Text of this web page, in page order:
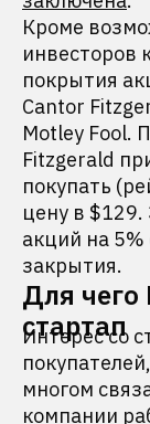
Кроме
инвесторов
покрытия
Cantor
Motley Fool.
Fitzgerald
покупать
цену в
акций на
закрытия.
Для чего
стартап
Интерес со
многом
компании